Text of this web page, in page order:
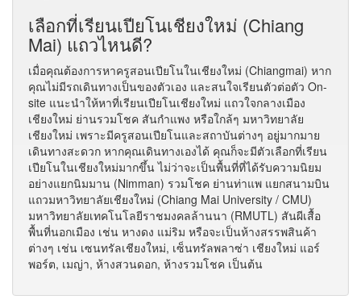
เลือกที่เรียนเปียโนเชียงใหม่ (Chiang
Mai) แถวไหนดี?
เมื่อคุณต้องการหาครูสอนเปียโนในเชียงใหม่ (Chiangmai) หาก
คุณไม่มีรถเดินทางเป็นของตัวเอง และสนใจเรียนตัวต่อตัว On-
site แนะนำให้หาที่เรียนเปียโนเชียงใหม่ แถวใจกลางเมือง
เชียงใหม่ ย่านรวมโชค สันกำแพง หรือใกล้ๆ มหาวิทยาลัย
เชียงใหม่ เพราะมีครูสอนเปียโนและสถาบันต่างๆ อยู่มากมาย
เดินทางสะดวก หากคุณเดินทางเองได้ คุณก็จะมีตัวเลือกที่เรียน
เปียโนในเชียงใหม่มากขึ้น ไม่ว่าจะเป็นพื้นที่ที่ได้รับความนิยม
อย่างแยกนิมมาน (Nimman) รวมโชค ย่านท่าแพ แยกสนามบิน
แถวมหาวิทยาลัยเชียงใหม่ (Chiang Mai University / CMU)
มหาวิทยาลัยเทคโนโลยีราชมงคลล้านนา (RMUTL) สันผีเสื้อ
พื้นที่นอกเมือง เช่น หางดง แม่ริม หรือจะเป็นห้างสรรพสินค้า
ต่างๆ เช่น เซนทรัลเชียงใหม่, เซ็นทรัลพลาซ่า เชียงใหม่ แอร์
พอร์ต, เมญ่า, ห้างสวนดอก, ห้างรวมโชค เป็นต้น